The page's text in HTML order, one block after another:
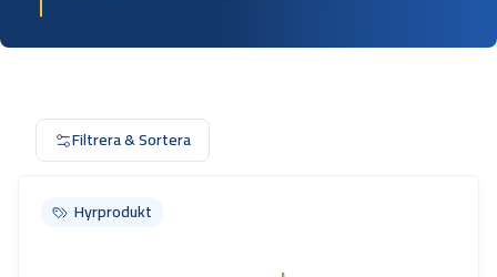
Filtrera & Sortera
Hyrprodukt
Hyrprodukt